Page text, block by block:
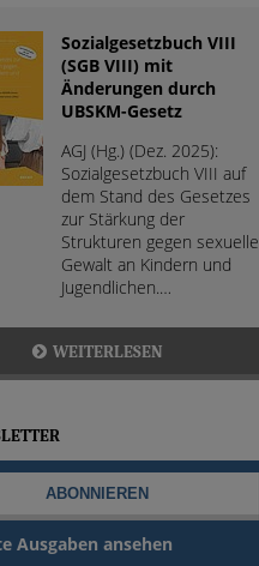
Sozialgesetzbuch VIII
(SGB VIII) mit
Änderungen durch
UBSKM-Gesetz
AGJ (Hg.) (Dez. 2025):
Sozialgesetzbuch VIII auf
dem Stand des Gesetzes
zur Stärkung der
Strukturen gegen sexuelle
Gewalt an Kindern und
Jugendlichen.…
WEITERLESEN
Ausgaben ansehen